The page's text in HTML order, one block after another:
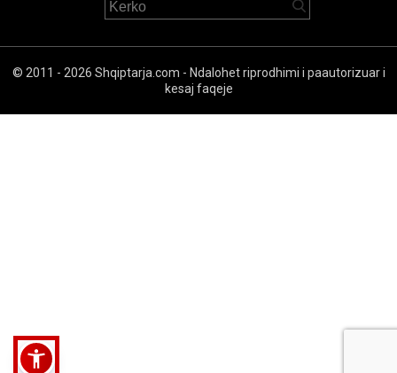
© 2011 - 2026 Shqiptarja.com - Ndalohet riprodhimi i paautorizuar i
kesaj faqeje